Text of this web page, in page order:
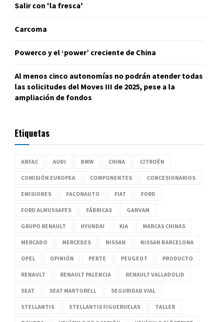
Salir con 'la fresca'
Carcoma
Powerco y el ‘power’ creciente de China
Al menos cinco autonomías no podrán atender todas
las solicitudes del Moves III de 2025, pese a la
ampliación de fondos
Etiquetas
ANFAC AUDI BMW CHINA CITROËN
COMISIÓN EUROPEA COMPONENTES CONCESIONARIOS
EMISIONES FACONAUTO FIAT FORD
FORD ALMUSSAFES FÁBRICAS GANVAM
GRUPO RENAULT HYUNDAI KIA MARCAS CHINAS
MERCADO MERCEDES NISSAN NISSAN BARCELONA
OPEL OPINIÓN PERTE PEUGEOT PRODUCTO
RENAULT RENAULT PALENCIA RENAULT VALLADOLID
SEAT SEAT MARTORELL SEGURIDAD VIAL
STELLANTIS STELLANTIS FIGUERUELAS TALLER